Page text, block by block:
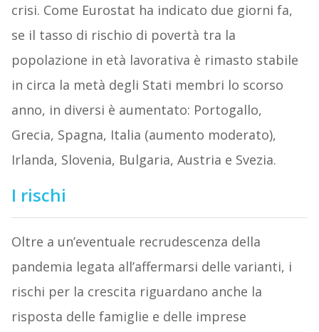
crisi. Come Eurostat ha indicato due giorni fa,
se il tasso di rischio di povertà tra la
popolazione in età lavorativa è rimasto stabile
in circa la metà degli Stati membri lo scorso
anno, in diversi è aumentato: Portogallo,
Grecia, Spagna, Italia (aumento moderato),
Irlanda, Slovenia, Bulgaria, Austria e Svezia.
I rischi
Oltre a un’eventuale recrudescenza della
pandemia legata all’affermarsi delle varianti, i
rischi per la crescita riguardano anche la
risposta delle famiglie e delle imprese